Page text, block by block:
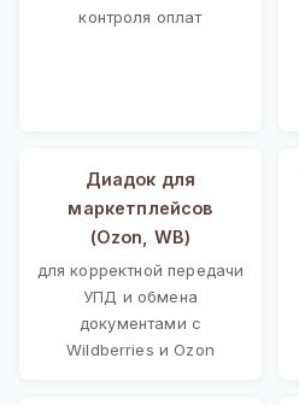
контроля оплат
Диадок для
маркетплейсов
(Ozon, WB)
для корректной передачи
УПД и обмена
документами с
Wildberries и Ozon